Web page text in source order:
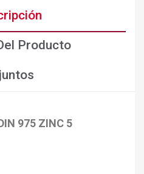
Producto
975 ZINC 5